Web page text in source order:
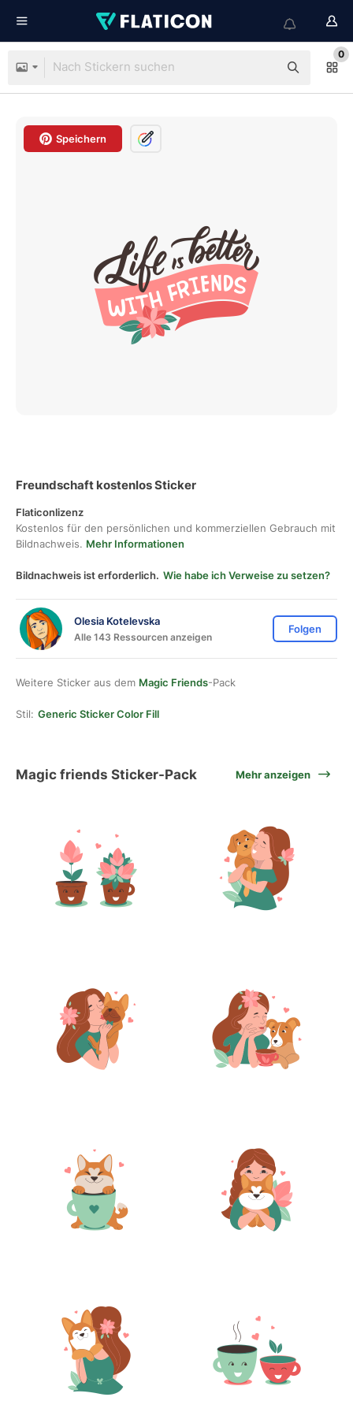
0
Speichern
Freundschaft kostenlos Sticker
Flaticonlizenz
Kostenlos für den persönlichen und kommerziellen Gebrauch mit
Bildnachweis. Mehr Informationen
Bildnachweis ist erforderlich. Wie habe ich Verweise zu setzen?
Olesia Kotelevska
Alle 143 Ressourcen anzeigen
Folgen
Weitere Sticker aus dem Magic Friends-Pack
Stil: Generic Sticker Color Fill
Magic friends Sticker-Pack Mehr anzeigen